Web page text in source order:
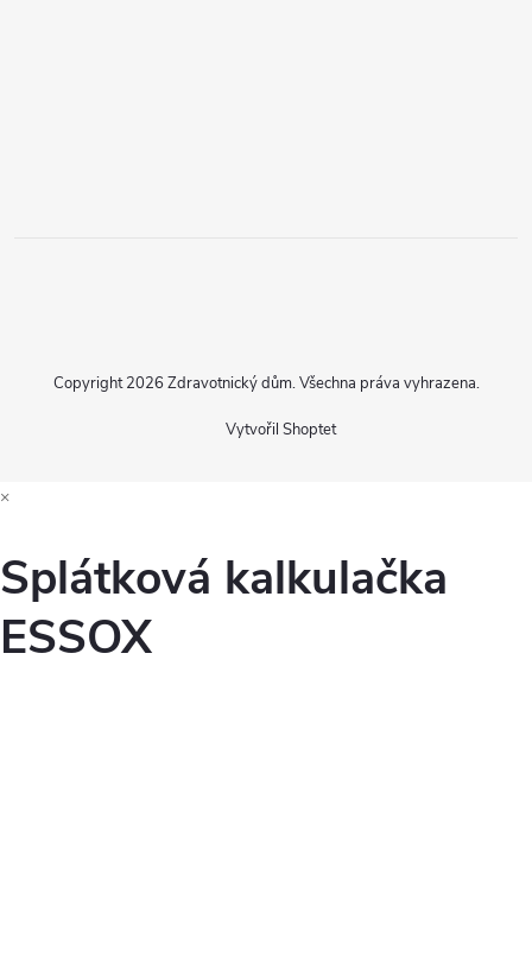
Vytvořil Shoptet
Copyright 2026 Zdravotnický dům. Všechna práva vyhrazena.
×
Splátková kalkulačka
ESSOX